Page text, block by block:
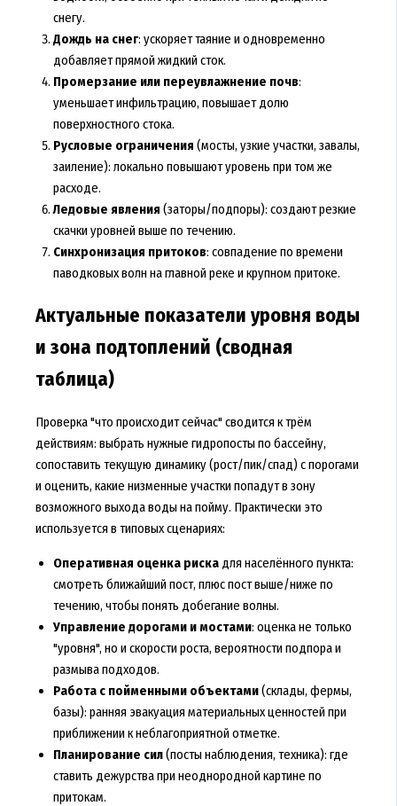
снегу.
Дождь на снег: ускоряет таяние и одновременно
добавляет прямой жидкий сток.
Промерзание или переувлажнение почв:
уменьшает инфильтрацию, повышает долю
поверхностного стока.
Русловые ограничения (мосты, узкие участки, завалы,
заиление): локально повышают уровень при том же
расходе.
Ледовые явления (заторы/подпоры): создают резкие
скачки уровней выше по течению.
Синхронизация притоков: совпадение по времени
паводковых волн на главной реке и крупном притоке.
Актуальные показатели уровня воды
и зона подтоплений (сводная
таблица)
Проверка "что происходит сейчас" сводится к трём
действиям: выбрать нужные гидропосты по бассейну,
сопоставить текущую динамику (рост/пик/спад) с порогами
и оценить, какие низменные участки попадут в зону
возможного выхода воды на пойму. Практически это
используется в типовых сценариях:
Оперативная оценка рискадля населённого пункта:
смотреть ближайший пост, плюс пост выше/ниже по
течению, чтобы понять добегание волны.
Управление дорогами и мостами: оценка не только
"уровня", но и скорости роста, вероятности подпора и
размыва подходов.
Работа с пойменными объектами(склады, фермы,
базы): ранняя эвакуация материальных ценностей при
приближении к неблагоприятной отметке.
Планирование сил(посты наблюдения, техника): где
ставить дежурства при неоднородной картине по
притокам.